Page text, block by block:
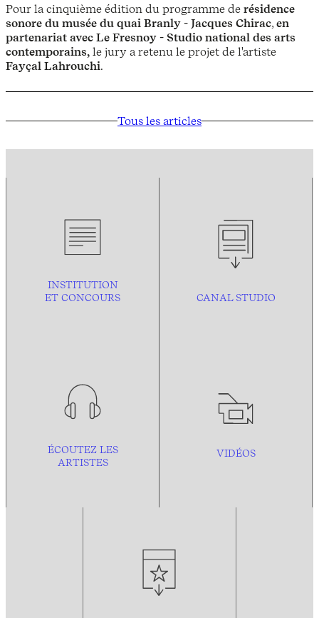
Pour la cinquième édition du programme de résidence
sonore du musée du quai Branly - Jacques Chirac, en
partenariat avec Le Fresnoy - Studio national des arts
contemporains, le jury a retenu le projet de l'artiste
Fayçal Lahrouchi.
Tous les articles
INSTITUTION
ET CONCOURS
CANAL STUDIO
ÉCOUTEZ LES
ARTISTES
VIDÉOS